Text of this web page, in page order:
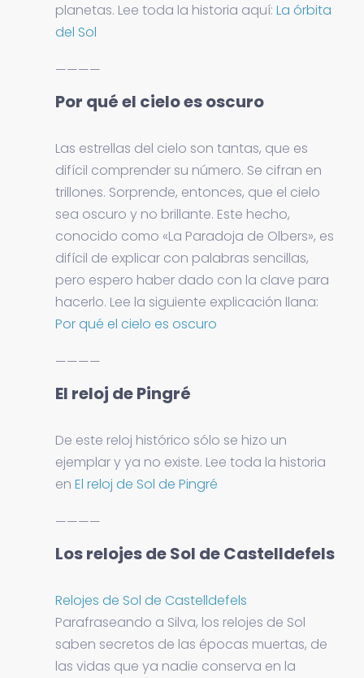
planetas. Lee toda la historia aquí:La órbita
del Sol
————
Por qué el cielo es oscuro
Las estrellas del cielo son tantas, que es
difícil comprender su número. Se cifran en
trillones. Sorprende, entonces, que el cielo
sea oscuro y no brillante. Este hecho,
conocido como «La Paradoja de Olbers», es
difícil de explicar con palabras sencillas,
pero espero haber dado con la clave para
hacerlo. Lee la siguiente explicación llana:
Por qué el cielo es oscuro
————
El reloj de Pingré
De este reloj histórico sólo se hizo un
ejemplar y ya no existe. Lee toda la historia
enEl reloj de Sol de Pingré
————
Los relojes de Sol de Castelldefels
Relojes de Sol de Castelldefels
Parafraseando a Silva, los relojes de Sol
saben secretos de las épocas muertas, de
las vidas que ya nadie conserva en la